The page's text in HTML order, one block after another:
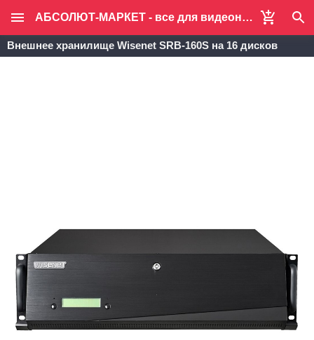
АБСОЛЮТ-МАРКЕТ - все для видеонаблюдения и систем безопасности
Внешнее хранилище Wisenet SRB-160S на 16 дисков